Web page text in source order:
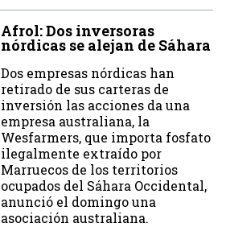
Afrol: Dos inversoras
nórdicas se alejan de Sáhara
Dos empresas nórdicas han
retirado de sus carteras de
inversión las acciones da una
empresa australiana, la
Wesfarmers, que importa fosfato
ilegalmente extraído por
Marruecos de los territorios
ocupados del Sáhara Occidental,
anunció el domingo una
asociación australiana.